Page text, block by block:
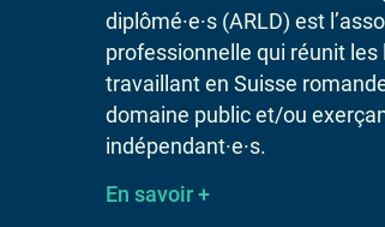
diplômé·e·s (ARLD) est
professionnelle qui réunit
travaillant en Suisse
domaine public et/ou
indépendant·e·s.
En savoir +